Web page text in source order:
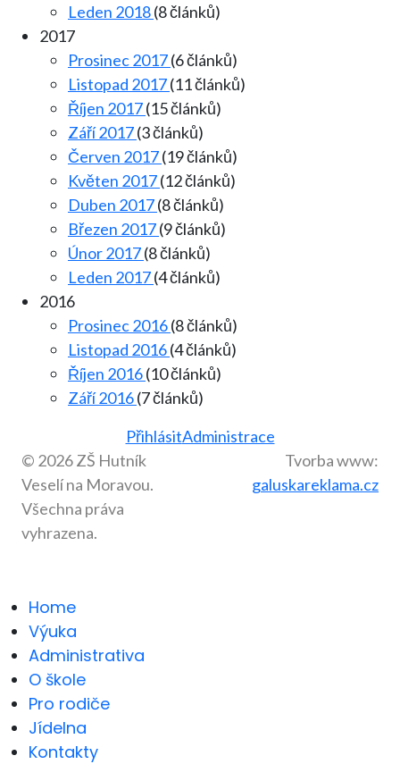
Leden 2018(8 článků)
2017
Prosinec 2017(6 článků)
Listopad 2017(11 článků)
Říjen 2017(15 článků)
Září 2017(3 článků)
Červen 2017(19 článků)
Květen 2017(12 článků)
Duben 2017(8 článků)
Březen 2017(9 článků)
Únor 2017(8 článků)
Leden 2017(4 článků)
2016
Prosinec 2016(8 článků)
Listopad 2016(4 článků)
Říjen 2016(10 článků)
Září 2016(7 článků)
PřihlásitAdministrace
© 2026 ZŠ Hutník
Veselí na Moravou.
Všechna práva
vyhrazena.
Tvorba www:
galuskareklama.cz
Home
Výuka
Administrativa
O škole
Pro rodiče
Jídelna
Kontakty